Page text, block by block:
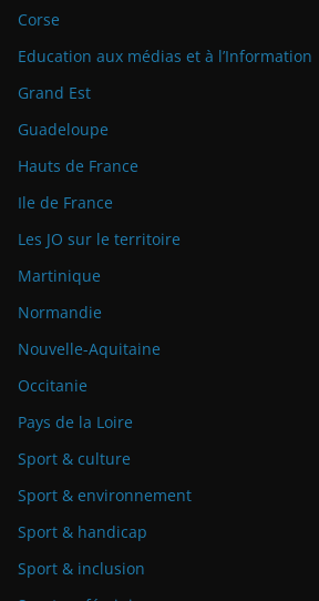
Corse
Education aux médias et à l’Information
Grand Est
Guadeloupe
Hauts de France
Ile de France
Les JO sur le territoire
Martinique
Normandie
Nouvelle-Aquitaine
Occitanie
Pays de la Loire
Sport & culture
Sport & environnement
Sport & handicap
Sport & inclusion